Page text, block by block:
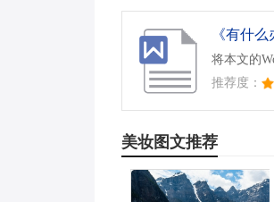
《有什
将本文的
推荐度：
美妆图文推荐